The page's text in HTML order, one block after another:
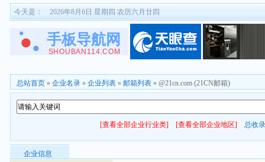
今天是： 2026年8月6日 星期四 农历六月廿四
总站首页 » 企业名录 » 企业列表 » 邮箱列表 » @21cn.com (21CN邮箱)
[查看全部企业行业类] [查看全部企业地区] 总收
企业信息